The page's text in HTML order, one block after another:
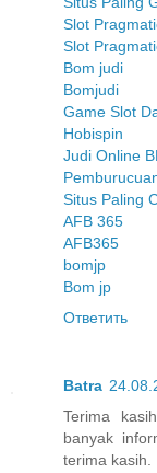
Slot
Slot
Bom judi
Bomjudi
Game Slot
Hobispin
Judi Online
Situs Paling
AFB 365
AFB365
bomjp
Bom jp
Ответить
Batra
Terima
banyak
terima kasih.